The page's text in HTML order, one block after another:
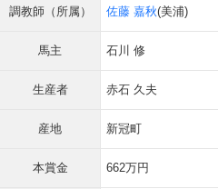
調教師（所属） 佐藤 嘉秋(美浦)
馬主 石川 修
生産者 赤石 久夫
産地 新冠町
本賞金 662万円